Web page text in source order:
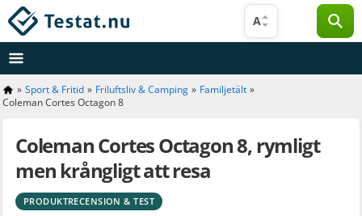
Hoppa
till
innehåll
A
» Sport & Fritid » Friluftsliv & Camping » Familjetält »
Coleman Cortes Octagon 8
Coleman Cortes Octagon 8, rymligt
men krångligt att resa
PRODUKTRECENSION & TEST